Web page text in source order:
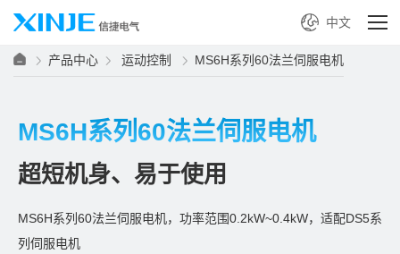
中文
产品中心 运动控制 MS6H系列60法兰伺服电机
MS6H系列60法兰伺服电机
超短机身、易于使用
MS6H系列60法兰伺服电机，功率范围0.2kW~0.4kW，适配DS5系
列伺服电机